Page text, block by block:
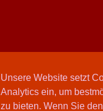
Unsere Website setzt
Analytics ein, um
zu bieten. Wenn Sie